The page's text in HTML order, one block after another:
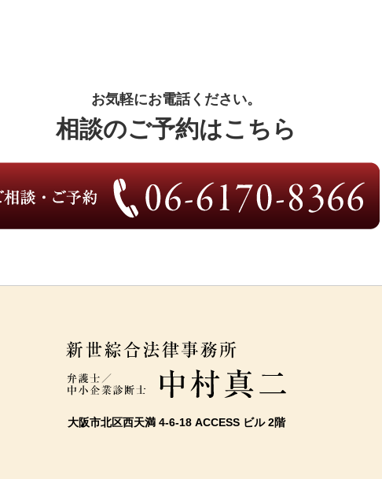
お気軽にお電話ください。
相談のご予約はこちら
大阪市北区西天満 4-6-18 ACCESS ビル 2階